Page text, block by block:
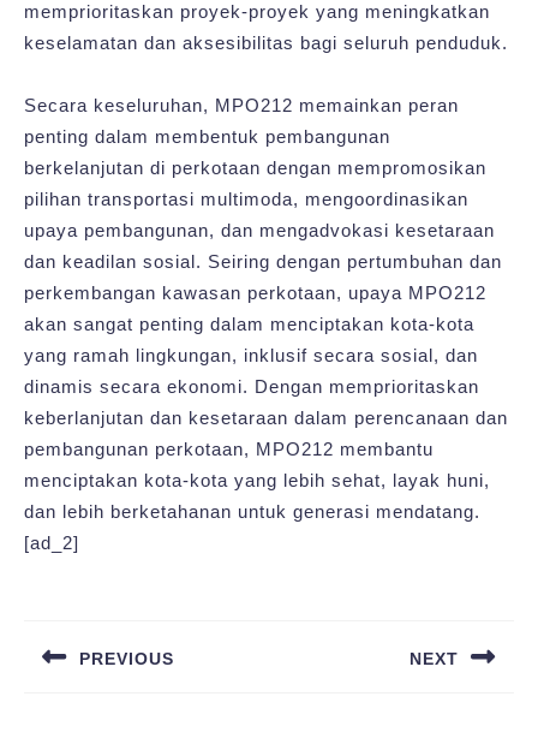
memprioritaskan proyek-proyek yang meningkatkan
keselamatan dan aksesibilitas bagi seluruh penduduk.
Secara keseluruhan, MPO212 memainkan peran
penting dalam membentuk pembangunan
berkelanjutan di perkotaan dengan mempromosikan
pilihan transportasi multimoda, mengoordinasikan
upaya pembangunan, dan mengadvokasi kesetaraan
dan keadilan sosial. Seiring dengan pertumbuhan dan
perkembangan kawasan perkotaan, upaya MPO212
akan sangat penting dalam menciptakan kota-kota
yang ramah lingkungan, inklusif secara sosial, dan
dinamis secara ekonomi. Dengan memprioritaskan
keberlanjutan dan kesetaraan dalam perencanaan dan
pembangunan perkotaan, MPO212 membantu
menciptakan kota-kota yang lebih sehat, layak huni,
dan lebih berketahanan untuk generasi mendatang.
[ad_2]
PREVIOUS NEXT